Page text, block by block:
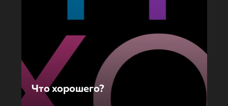
Что хорошего?